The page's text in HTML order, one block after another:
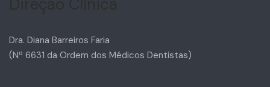
Dra. Diana Barreiros Faria
(Nº 6631 da Ordem dos Médicos Dentistas)